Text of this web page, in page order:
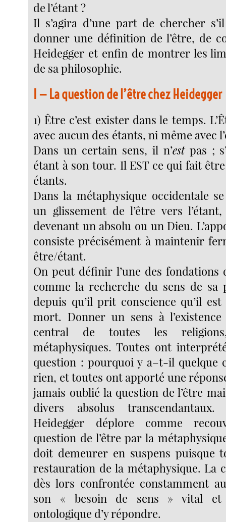
de l’étant ?
Il s’agira d’une part de chercher
donner une définition de l’être, de
Heidegger et enfin de montrer les
de sa philosophie.
I — La question de l’être chez Heidegger
1) Être c’est exister dans le temps.
avec aucun des étants, ni même avec
Dans un certain sens, il n’estpas ;
étant à son tour. Il EST ce qui fait
étants.
Dans la métaphysique occidentale
un glissement de l’être vers l’étant,
devenant un absolu ou un Dieu.
consiste précisément à maintenir
être/étant.
On peut définir l’une des fondations
comme la recherche du sens de sa
depuis qu’il prit conscience qu’il
mort. Donner un sens à l’existence
central de toutes les religions,
métaphysiques. Toutes ont
question : pourquoi y a–t-il quelque
rien, et toutes ont apporté une
jamais oublié la question de l’être
divers absolus
Heidegger déplore comme
question de l’être par la
doit demeurer en suspens puisque
restauration de la métaphysique. La
dès lors confrontée constamment
son « besoin de sens » vital et
ontologique d’y répondre.